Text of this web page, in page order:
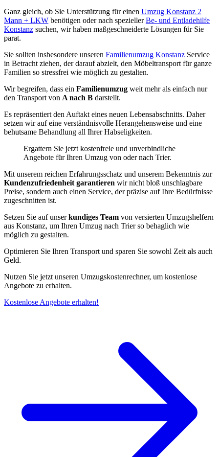
Ganz gleich, ob Sie Unterstützung für einen Umzug Konstanz 2
Mann + LKW benötigen oder nach speziellerBe- und Entladehilfe
Konstanz suchen, wir haben maßgeschneiderte Lösungen für Sie
parat.
Sie sollten insbesondere unseren Familienumzug Konstanz Service
in Betracht ziehen, der darauf abzielt, den Möbeltransport für ganze
Familien so stressfrei wie möglich zu gestalten.
Wir begreifen, dass ein Familienumzug weit mehr als einfach nur
den Transport von A nach B darstellt.
Es repräsentiert den Auftakt eines neuen Lebensabschnitts. Daher
setzen wir auf eine verständnisvolle Herangehensweise und eine
behutsame Behandlung all Ihrer Habseligkeiten.
Ergattern Sie jetzt kostenfreie und unverbindliche
Angebote für Ihren Umzug von oder nach Trier.
Mit unserem reichen Erfahrungsschatz und unserem Bekenntnis zur
Kundenzufriedenheit garantieren wir nicht bloß unschlagbare
Preise, sondern auch einen Service, der präzise auf Ihre Bedürfnisse
zugeschnitten ist.
Setzen Sie auf unserkundiges Team von versierten Umzugshelfern
aus Konstanz, um Ihren Umzug nach Trier so behaglich wie
möglich zu gestalten.
Optimieren Sie Ihren Transport und sparen Sie sowohl Zeit als auch
Geld.
Nutzen Sie jetzt unseren Umzugskostenrechner, um kostenlose
Angebote zu erhalten.
Kostenlose Angebote erhalten!